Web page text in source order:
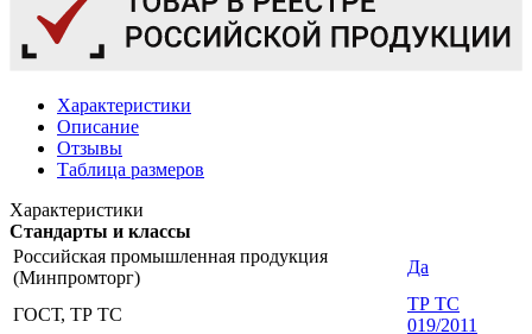
Характеристики
Описание
Отзывы
Таблица размеров
Характеристики
Стандарты и классы
Российская промышленная продукция
(Минпромторг)
Да
ГОСТ, ТР ТС
ТР ТС
019/2011